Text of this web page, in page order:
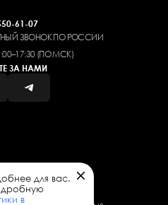
61-07
ЗВОНОК ПО РОССИИ
(ПО МСК)
ЗА НАМИ
для вас.
в